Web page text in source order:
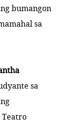
bumangon
sa
sa